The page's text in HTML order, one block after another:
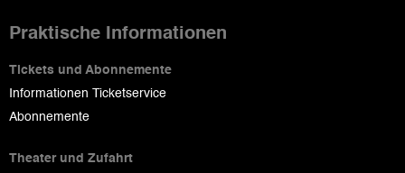
Praktische Informationen
Tickets und Abonnemente
Informationen Ticketservice
Abonnemente
Theater und Zufahrt